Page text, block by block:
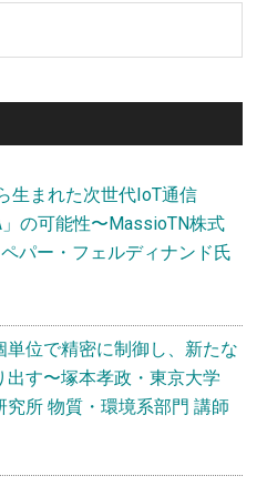
生まれた次世代IoT通信
」の可能性〜MassioTN株式
ペパー・フェルディナンド氏
単位で精密に制御し、新たな
出す〜塚本孝政・東京大学
究所 物質・環境系部門 講師